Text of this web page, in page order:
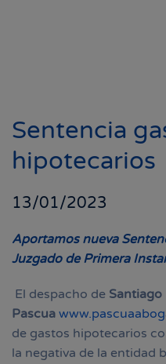
Sentencia
hipotecarios
13/01/2023
Aportamos nueva
Juzgado de Primera
El despacho de Santiago
Pascua
de gastos hipotecarios
la negativa de la entidad